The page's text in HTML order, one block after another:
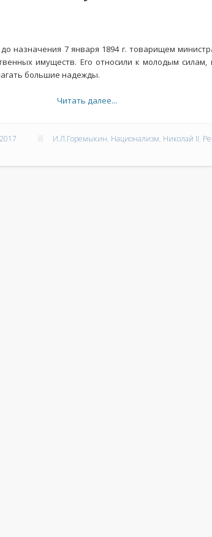
назначения 7 января 1894 г. товарищем
имуществ. Его относили к молодым
большие надежды.
Читать далее...
И.Л.Горемыкин, Национализм, Николай II,